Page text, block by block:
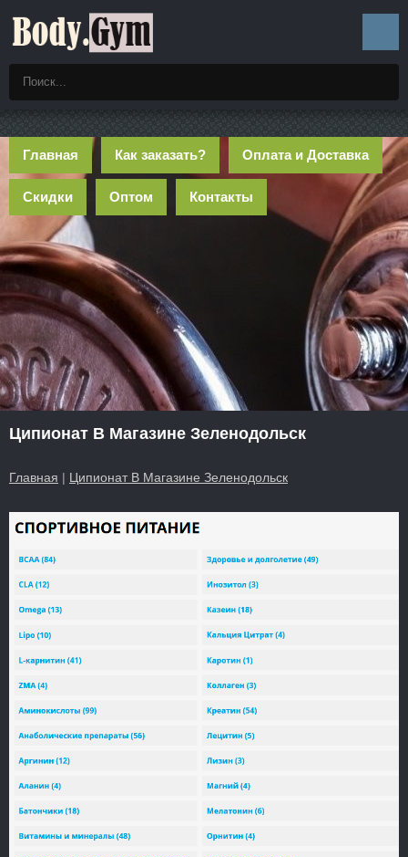
Главная Как заказать? Оплата и Доставка
Скидки Оптом Контакты
Ципионат В Магазине Зеленодольск
Главная | Ципионат В Магазине Зеленодольск